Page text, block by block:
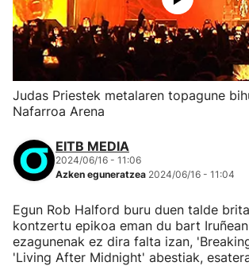
Judas Priestek metalaren topagune
Nafarroa Arena
EITB MEDIA
2024/06/16 - 11:06
Azken eguneratzea 2024/06/16 - 11:04
Egun Rob Halford buru duen talde
kontzertu epikoa eman du bart
ezagunenak ez dira falta izan,
'Living After Midnight' abestiak,